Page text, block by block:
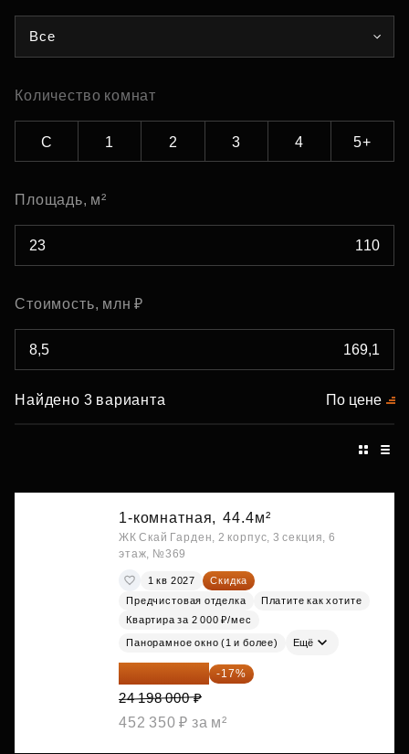
Все
Количество комнат
С 1 2 3 4 5+
Площадь, м²
Стоимость, млн ₽
Найдено 3 варианта По цене
1-комнатная, 44.4м²
ЖК Скай Гарден, 2 корпус, 3 секция, 6
этаж, №369
1 кв 2027
Скидка
Предчистовая отделка
Платите как хотите
Квартира за 2 000 ₽/мес
Панорамное окно (1 и более) Ещё
20 084 340 ₽ -17%
24 198 000 ₽
452 350 ₽ за м²